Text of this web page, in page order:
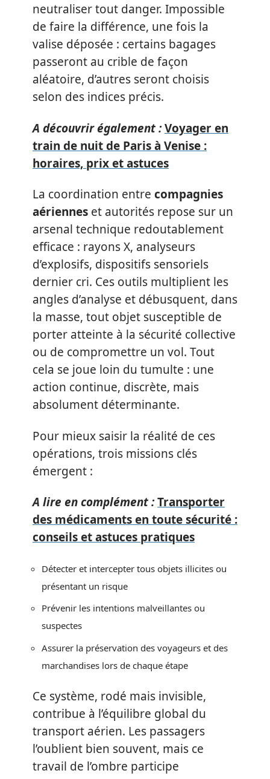
neutraliser tout danger. Impossible
de faire la différence, une fois la
valise déposée : certains bagages
passeront au crible de façon
aléatoire, d’autres seront choisis
selon des indices précis.
A découvrir également :Voyager en
train de nuit de Paris à Venise :
horaires, prix et astuces
La coordination entre compagnies
aériennes et autorités repose sur un
arsenal technique redoutablement
efficace : rayons X, analyseurs
d’explosifs, dispositifs sensoriels
dernier cri. Ces outils multiplient les
angles d’analyse et débusquent, dans
la masse, tout objet susceptible de
porter atteinte à la sécurité collective
ou de compromettre un vol. Tout
cela se joue loin du tumulte : une
action continue, discrète, mais
absolument déterminante.
Pour mieux saisir la réalité de ces
opérations, trois missions clés
émergent :
A lire en complément :Transporter
des médicaments en toute sécurité :
conseils et astuces pratiques
Détecter et intercepter tous objets illicites ou
présentant un risque
Prévenir les intentions malveillantes ou
suspectes
Assurer la préservation des voyageurs et des
marchandises lors de chaque étape
Ce système, rodé mais invisible,
contribue à l’équilibre global du
transport aérien. Les passagers
l’oublient bien souvent, mais ce
travail de l’ombre participe